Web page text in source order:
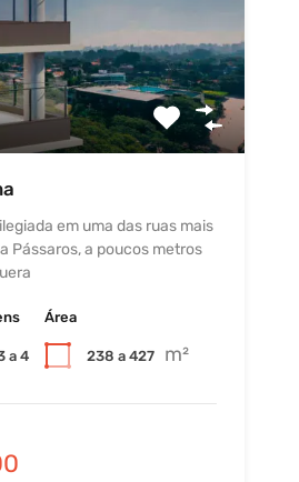
em uma das ruas mais
Pássaros, a poucos metros
a 4
Área
238 a 427 m²